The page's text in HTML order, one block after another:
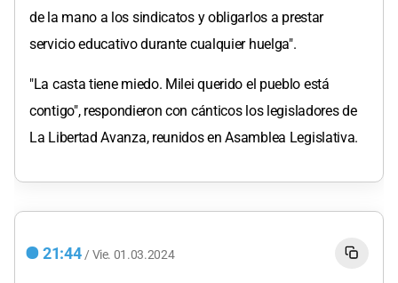
de la mano a los sindicatos y obligarlos a prestar
servicio educativo durante cualquier huelga".
"La casta tiene miedo. Milei querido el pueblo está
contigo", respondieron con cánticos los legisladores de
La Libertad Avanza, reunidos en Asamblea Legislativa.
21:44 / Vie. 01.03.2024